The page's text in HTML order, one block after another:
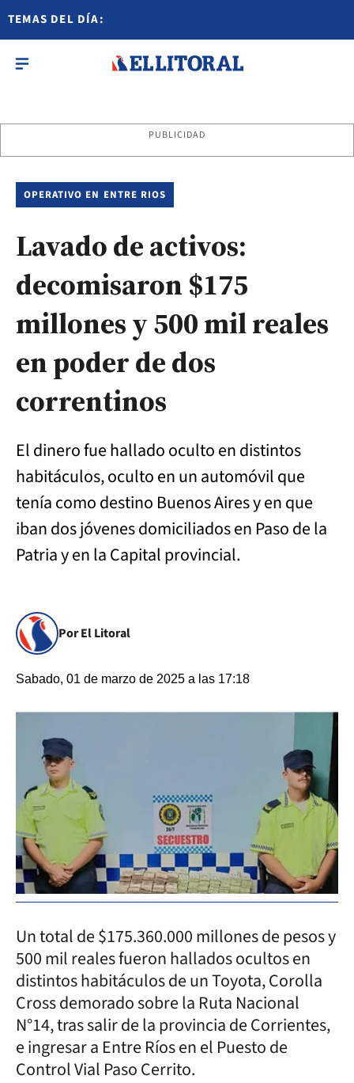
TEMAS DEL DÍA:
PUBLICIDAD
OPERATIVO EN ENTRE RIOS
Lavado de activos:
decomisaron $175
millones y 500 mil reales
en poder de dos
correntinos
El dinero fue hallado oculto en distintos
habitáculos, oculto en un automóvil que
tenía como destino Buenos Aires y en que
iban dos jóvenes domiciliados en Paso de la
Patria y en la Capital provincial.
Por El Litoral
Sabado, 01 de marzo de 2025 a las 17:18
Un total de $175.360.000 millones de pesos y
500 mil reales fueron hallados ocultos en
distintos habitáculos de un Toyota, Corolla
Cross demorado sobre la Ruta Nacional
N°14, tras salir de la provincia de Corrientes,
e ingresar a Entre Ríos en el Puesto de
Control Vial Paso Cerrito.